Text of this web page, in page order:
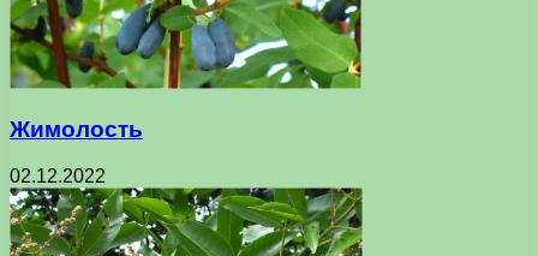
Жимолость
02.12.2022